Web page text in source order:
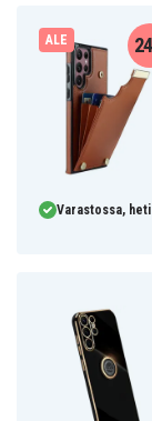
ALE
Varastossa,